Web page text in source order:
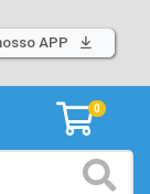
APP
0